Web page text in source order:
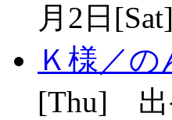
月2日
Ｋ様／
[Thu] 出